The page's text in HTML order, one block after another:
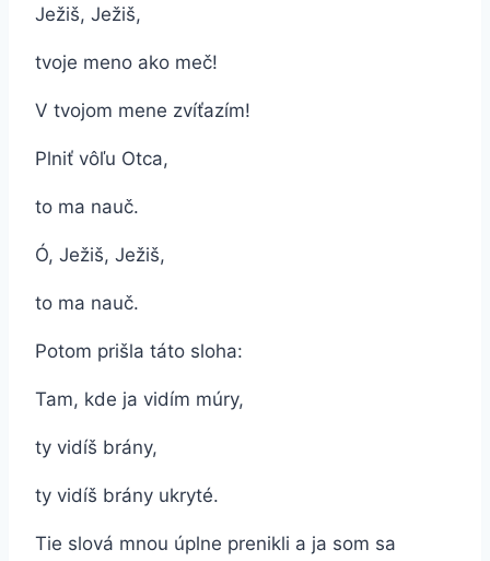
Ježiš, Ježiš,
tvoje meno ako meč!
V tvojom mene zvíťazím!
Plniť vôľu Otca,
to ma nauč.
Ó, Ježiš, Ježiš,
to ma nauč.
Potom prišla táto sloha:
Tam, kde ja vidím múry,
ty vidíš brány,
ty vidíš brány ukryté.
Tie slová mnou úplne prenikli a ja som sa